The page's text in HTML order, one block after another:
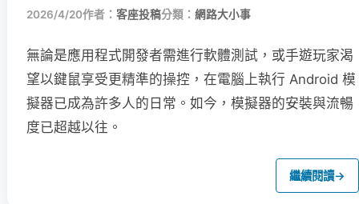
2026/4/20作者： 客座投稿分類： 網路大小事
無論是應用程式開發者需進行軟體測試，或手遊玩家渴
望以鍵鼠享受更精準的操控，在電腦上執行 Android 模
擬器已成為許多人的日常。如今，模擬器的安裝與流暢
度已超越以往。
繼續閱讀→